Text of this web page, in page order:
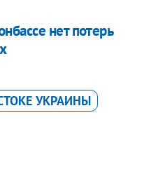
нет потерь
УКРАИНЫ